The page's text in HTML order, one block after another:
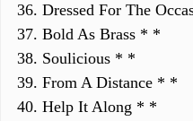
36. Dressed For The
37. Bold As Brass * *
38. Soulicious * *
39. From A Distance * *
40. Help It Along * *